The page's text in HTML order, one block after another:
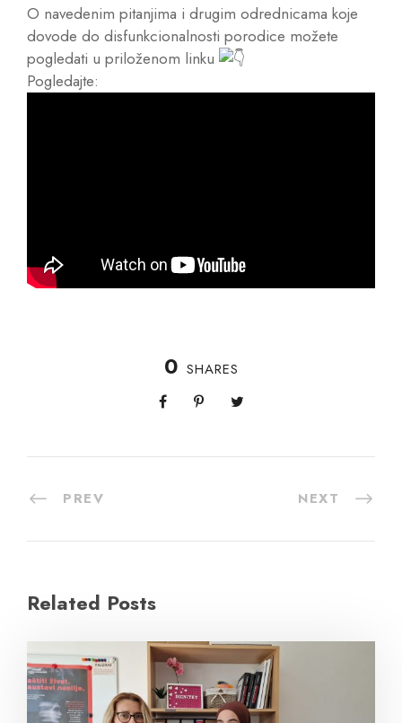
O navedenim pitanjima i drugim odrednicama koje
dovode do disfunkcionalnosti porodice možete
pogledati u priloženom linku
Pogledajte:
0 SHARES
PREV NEXT
Related Posts